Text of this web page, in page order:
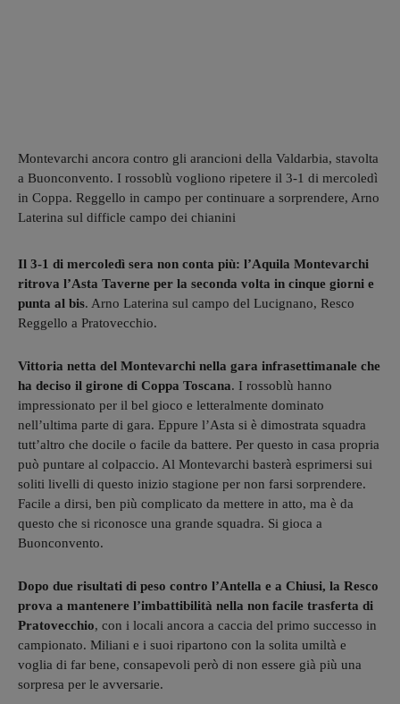
Montevarchi ancora contro gli arancioni della Valdarbia, stavolta
a Buonconvento. I rossoblù vogliono ripetere il 3-1 di mercoledì
in Coppa. Reggello in campo per continuare a sorprendere, Arno
Laterina sul difficle campo dei chianini
Il 3-1 di mercoledì sera non conta più: l’Aquila Montevarchi
ritrova l’Asta Taverne per la seconda volta in cinque giorni e
punta al bis. Arno Laterina sul campo del Lucignano, Resco
Reggello a Pratovecchio.
Vittoria netta del Montevarchi nella gara infrasettimanale che
ha deciso il girone di Coppa Toscana. I rossoblù hanno
impressionato per il bel gioco e letteralmente dominato
nell’ultima parte di gara. Eppure l’Asta si è dimostrata squadra
tutt’altro che docile o facile da battere. Per questo in casa propria
può puntare al colpaccio. Al Montevarchi basterà esprimersi sui
soliti livelli di questo inizio stagione per non farsi sorprendere.
Facile a dirsi, ben più complicato da mettere in atto, ma è da
questo che si riconosce una grande squadra. Si gioca a
Buonconvento.
Dopo due risultati di peso contro l’Antella e a Chiusi, la Resco
prova a mantenere l’imbattibilità nella non facile trasferta di
Pratovecchio, con i locali ancora a caccia del primo successo in
campionato. Miliani e i suoi ripartono con la solita umiltà e
voglia di far bene, consapevoli però di non essere già più una
sorpresa per le avversarie.